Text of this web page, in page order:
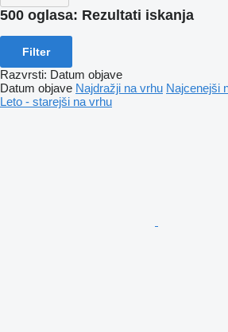
500 oglasa: Rezultati iskanja
Filter
Razvrsti: Datum objave
Datum objave Najdražji na vrhu Najcenejši
Leto - starejši na vrhu